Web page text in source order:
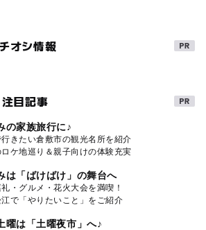
オシ情報
目記事
の家族旅行に♪
きたい倉敷市の観光名所を紹介
ケ地巡り＆親子向けの体験充実
は「ばけばけ」の舞台へ
・グルメ・花火大会を満喫！
で「やりたいこと」をご紹介
曜は「土曜夜市」へ♪